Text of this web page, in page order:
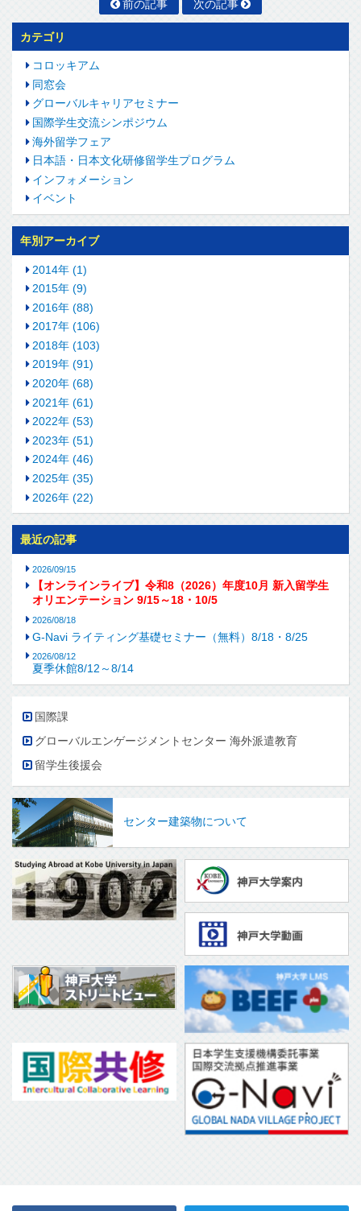
前の記事 次の記事
カテゴリ
コロッキアム
同窓会
グローバルキャリアセミナー
国際学生交流シンポジウム
海外留学フェア
日本語・日本文化研修留学生プログラム
インフォメーション
イベント
年別アーカイブ
2014年 (1)
2015年 (9)
2016年 (88)
2017年 (106)
2018年 (103)
2019年 (91)
2020年 (68)
2021年 (61)
2022年 (53)
2023年 (51)
2024年 (46)
2025年 (35)
2026年 (22)
最近の記事
2026/09/15
【オンラインライブ】令和8（2026）年度10月 新入留学生
オリエンテーション 9/15～18・10/5
2026/08/18
G-Navi ライティング基礎セミナー（無料）8/18・8/25
2026/08/12
夏季休館8/12～8/14
国際課
グローバルエンゲージメントセンター 海外派遣教育
留学生後援会
センター建築物について